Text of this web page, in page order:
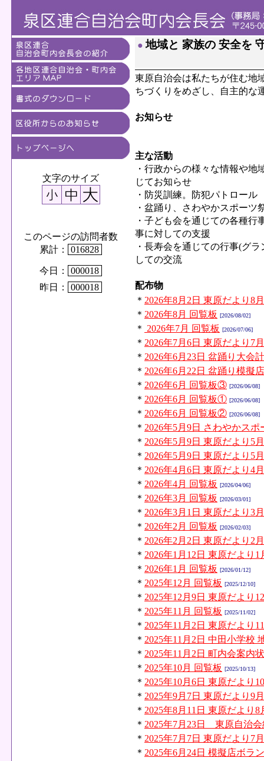
文字のサイズ
このページの訪問者数
累計：
016828
今日：
000018
昨日：
000018
●地域と 家族の 安全を
東原自治会は私たちが住む地
ちづくりをめざし、自主的な
お知らせ
主な活動
・行政からの様々な情報や
じてお知らせ
・防災訓練。防犯パトロール
・盆踊り、さわやかスポー
・子ども会を通じての各種
事に対しての支援
・長寿会を通じての行事(グ
しての交流
配布物
＊ 2026年8月2日 東原だより8
＊ 2026年8月 回覧板 [2026/08/02]
＊ 2026年7月 回覧板 [2026/07/06]
＊ 2026年7月6日 東原だより7
＊ 2026年6月23日 盆踊り大会
＊ 2026年6月22日 盆踊り模擬
＊ 2026年6月 回覧板③ [2026/06/08]
＊ 2026年6月 回覧板① [2026/06/08]
＊ 2026年6月 回覧板② [2026/06/08]
＊ 2026年5月9日 さわやかス
＊ 2026年5月9日 東原だより5
＊ 2026年5月9日 東原だより5
＊ 2026年4月6日 東原だより4
＊ 2026年4月 回覧板 [2026/04/06]
＊ 2026年3月 回覧板 [2026/03/01]
＊ 2026年3月1日 東原だより3
＊ 2026年2月 回覧板 [2026/02/03]
＊ 2026年2月2日 東原だより2
＊ 2026年1月12日 東原だより1
＊ 2026年1月 回覧板 [2026/01/12]
＊ 2025年12月 回覧板 [2025/12/10]
＊ 2025年12月9日 東原だより
＊ 2025年11月 回覧板 [2025/11/02]
＊ 2025年11月2日 東原だより
＊ 2025年11月2日 中田小学校
＊ 2025年11月2日 町内会案内状
＊ 2025年10月 回覧板 [2025/10/13]
＊ 2025年10月6日 東原だより
＊ 2025年9月7日 東原だより9
＊ 2025年8月11日 東原だより8
＊ 2025年7月23日 東原自治
＊ 2025年7月7日 東原だより7
＊ 2025年6月24日 模擬店ボラ